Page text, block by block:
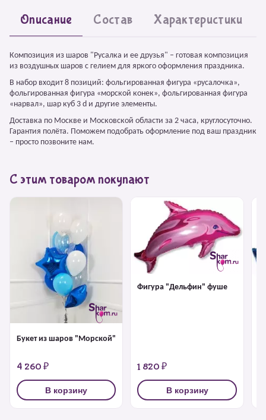
Описание Состав Характеристики
Композиция из шаров "Русалка и ее друзья" – готовая композиция
из воздушных шаров с гелием для яркого оформления праздника.
В набор входит 8 позиций: фольгированная фигура «русалочка»,
фольгированная фигура «морской конек», фольгированная фигура
«нарвал», шар куб 3 d и другие элементы.
Доставка по Москве и Московской области за 2 часа, круглосуточно.
Гарантия полёта. Поможем подобрать оформление под ваш праздник
– просто позвоните нам.
С этим товаром покупают
Букет из шаров "Морской"
4 260 ₽
В корзину
Фигура "Дельфин" фуше
1 820 ₽
В корзину